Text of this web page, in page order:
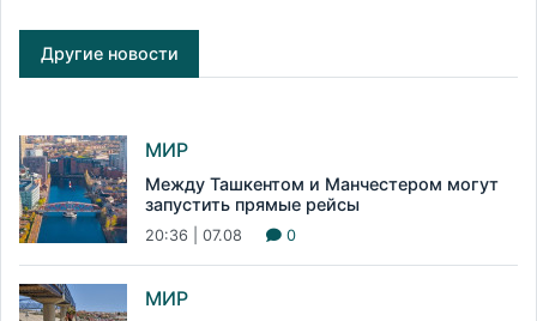
Другие новости
МИР
Между Ташкентом и Манчестером могут
запустить прямые рейсы
20:36 | 07.08 0
МИР